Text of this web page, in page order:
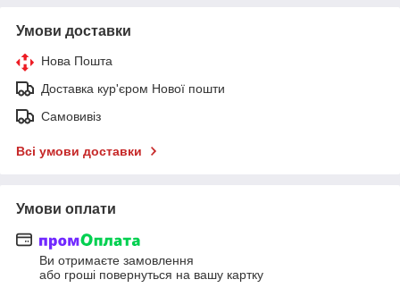
Умови доставки
Нова Пошта
Доставка кур'єром Нової пошти
Самовивіз
Всі умови доставки
Умови оплати
Ви отримаєте замовлення
або гроші повернуться на вашу картку